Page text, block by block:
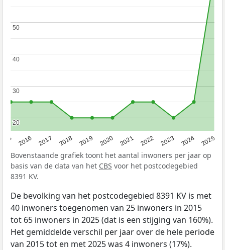
2016 2017 2018 2019 2020 2021 2022 2023 2024 2025
20
20
30
30
40
40
50
50
Bovenstaande grafiek toont het aantal inwoners per jaar op
basis van de data van het CBS voor het postcodegebied
8391 KV.
De bevolking van het postcodegebied 8391 KV is met
40 inwoners toegenomen van 25 inwoners in 2015
tot 65 inwoners in 2025 (dat is een stijging van 160%).
Het gemiddelde verschil per jaar over de hele periode
van 2015 tot en met 2025 was 4 inwoners (17%).